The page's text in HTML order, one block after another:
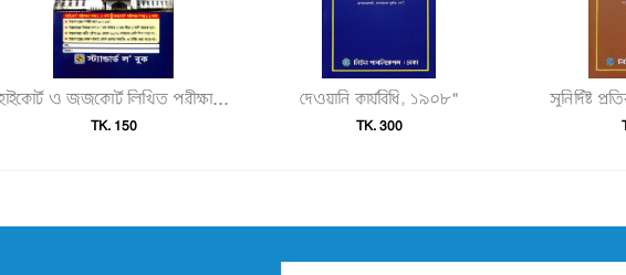
হাইকোর্ট ও জজকোর্ট লিখিত পরীক্ষার প্রস্তুতির খাতা"
TK. 150
দেওয়ানি কার্যবিধি, ১৯০৮"
TK. 300
সুনির্দিষ্ট